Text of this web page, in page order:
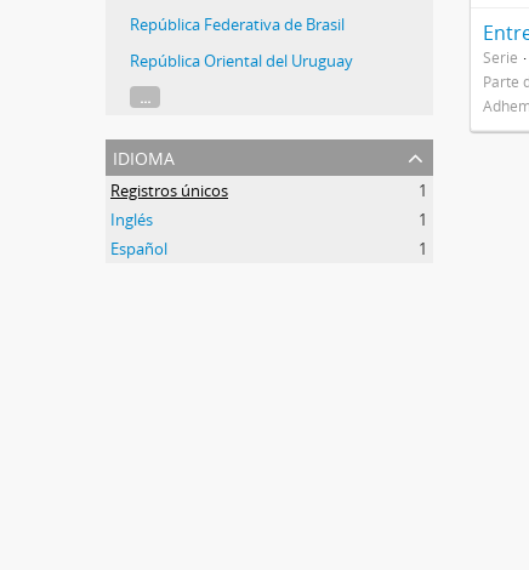
República Federativa de Brasil
República Oriental del Uruguay
...
idioma
Registros únicos
1
Inglés
1
Español
1
Serie
Parte